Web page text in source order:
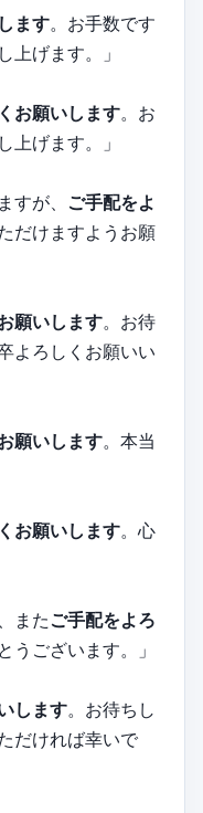
ます。お手数です
上げます。」
お願いします。お
上げます。」
すが、 ご手配をよ
だけますようお願
願いします。お待
よろしくお願いい
願いします。本当
お願いします。心
またご手配をよろ
うございます。」
します。お待ちし
だければ幸いで